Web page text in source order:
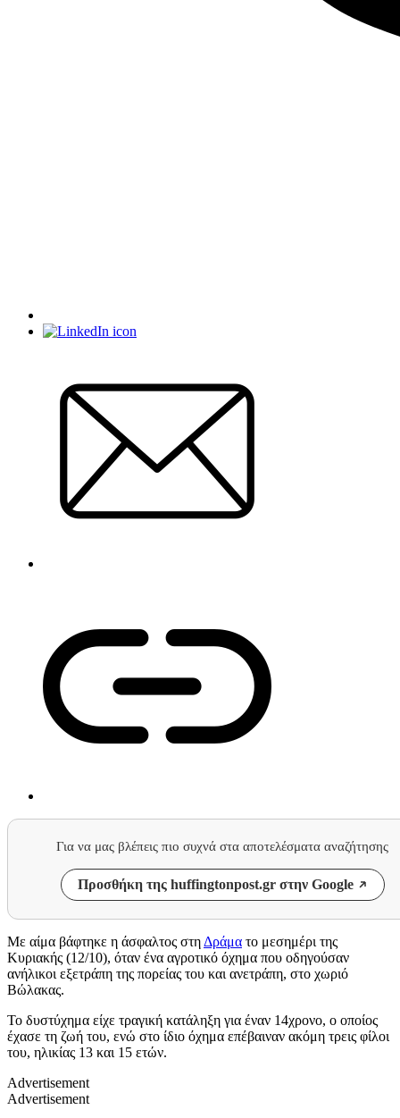
Για να μας βλέπεις πιο συχνά στα αποτελέσματα αναζήτησης
Προσθήκη της huffingtonpost.gr στην Google
Με αίμα βάφτηκε η άσφαλτος στη Δράμα το μεσημέρι της
Κυριακής (12/10), όταν ένα αγροτικό όχημα που οδηγούσαν
ανήλικοι εξετράπη της πορείας του και ανετράπη, στο χωριό
Βώλακας.
Το δυστύχημα είχε τραγική κατάληξη για έναν 14χρονο, ο οποίος
έχασε τη ζωή του, ενώ στο ίδιο όχημα επέβαιναν ακόμη τρεις φίλοι
του, ηλικίας 13 και 15 ετών.
Advertisement
Advertisement